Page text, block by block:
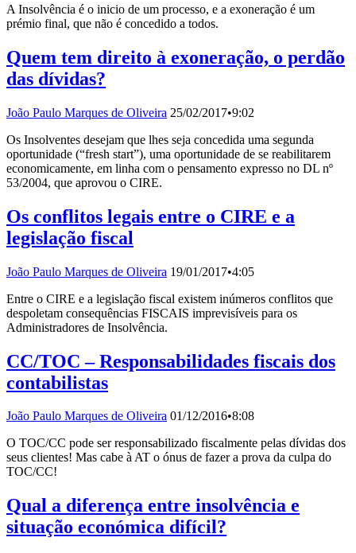
A Insolvência é o inicio de um processo, e a exoneração é um
prémio final, que não é concedido a todos.
Quem tem direito à exoneração, o perdão
das dívidas?
João Paulo Marques de Oliveira 25/02/2017•9:02
Os Insolventes desejam que lhes seja concedida uma segunda
oportunidade (“fresh start”), uma oportunidade de se reabilitarem
economicamente, em linha com o pensamento expresso no DL nº
53/2004, que aprovou o CIRE.
Os conflitos legais entre o CIRE e a
legislação fiscal
João Paulo Marques de Oliveira 19/01/2017•4:05
Entre o CIRE e a legislação fiscal existem inúmeros conflitos que
despoletam consequências FISCAIS imprevisíveis para os
Administradores de Insolvência.
CC/TOC – Responsabilidades fiscais dos
contabilistas
João Paulo Marques de Oliveira 01/12/2016•8:08
O TOC/CC pode ser responsabilizado fiscalmente pelas dívidas dos
seus clientes! Mas cabe à AT o ónus de fazer a prova da culpa do
TOC/CC!
Qual a diferença entre insolvência e
situação económica difícil?